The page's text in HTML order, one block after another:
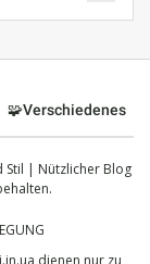
🧩Verschiedenes
Stil | Nützlicher Blog
dienen nur zu